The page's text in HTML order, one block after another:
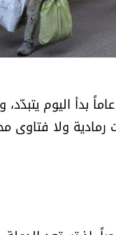
اليوم يتبدّد،
ولا فتاوى